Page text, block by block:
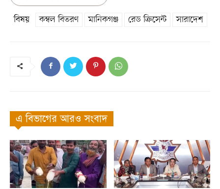
বিষয় কম্বল বিতরণ মানিকগঞ্জ রেড ক্রিসেন্ট সারাদেশ
এ বিভাগের আরও সংবাদ